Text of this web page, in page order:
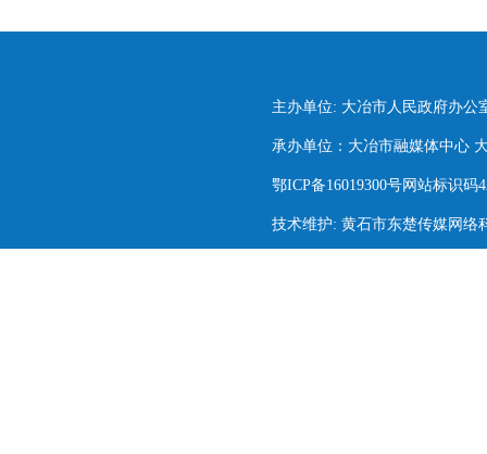
主办单位: 大冶市人民政府办公
承办单位：大冶市融媒体中心
鄂ICP备16019300号网站标识码
技术维护: 黄石市东楚传媒网络